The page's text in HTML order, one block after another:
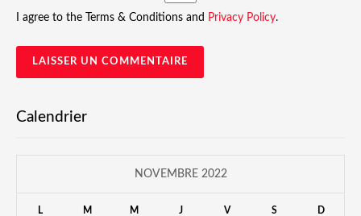
I agree to the Terms & Conditions and Privacy Policy.
Calendrier
NOVEMBRE 2022
L M M J V S D